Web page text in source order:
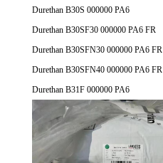
Durethan B30S 000000 PA6
Durethan B30SF30 000000 PA6 FR
Durethan B30SFN30 000000 PA6 FR
Durethan B30SFN40 000000 PA6 FR
Durethan B31F 000000 PA6